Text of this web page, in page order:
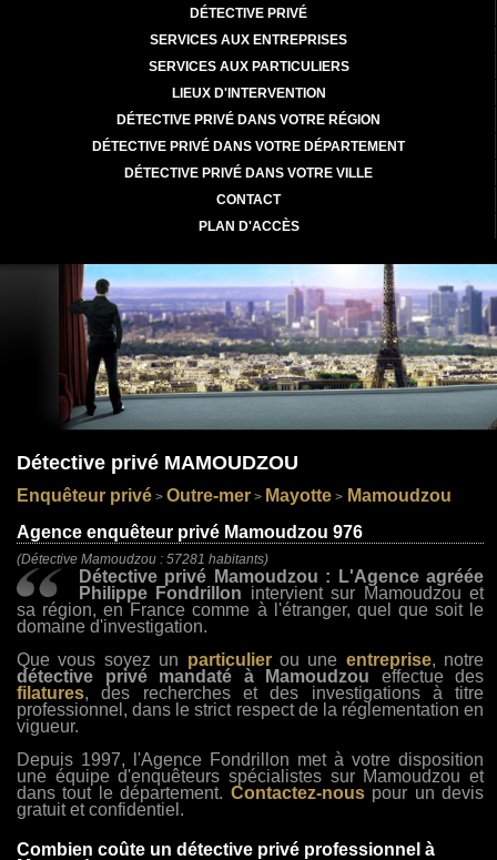
DÉTECTIVE PRIVÉ
SERVICES AUX ENTREPRISES
SERVICES AUX PARTICULIERS
LIEUX D'INTERVENTION
DÉTECTIVE PRIVÉ DANS VOTRE RÉGION
DÉTECTIVE PRIVÉ DANS VOTRE DÉPARTEMENT
DÉTECTIVE PRIVÉ DANS VOTRE VILLE
CONTACT
PLAN D'ACCÈS
Détective privé MAMOUDZOU
Enquêteur privé > Outre-mer > Mayotte > Mamoudzou
Agence enquêteur privé Mamoudzou 976
(Détective Mamoudzou : 57281 habitants)
Détective privé Mamoudzou : L'Agence agréée
Philippe Fondrillon intervient sur Mamoudzou et
sa région, en France comme à l'étranger, quel que soit le
domaine d'investigation.
Que vous soyez un particulierou une entreprise, notre
détective privé mandaté à Mamoudzou effectue des
filatures, des recherches et des investigations à titre
professionnel, dans le strict respect de la réglementation en
vigueur.
Depuis 1997, l'Agence Fondrillon met à votre disposition
une équipe d'enquêteurs spécialistes sur Mamoudzou et
dans tout le département. Contactez-nouspour un devis
gratuit et confidentiel.
Combien coûte un détective privé professionnel à